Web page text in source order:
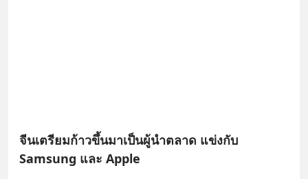
จีนเตรียมก้าวขึ้นมาเป็นผู้นำตลาด แข่งกับ
Samsung และ Apple